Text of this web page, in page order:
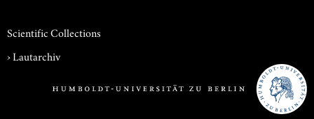
Scientific Collections
›Lautarchiv